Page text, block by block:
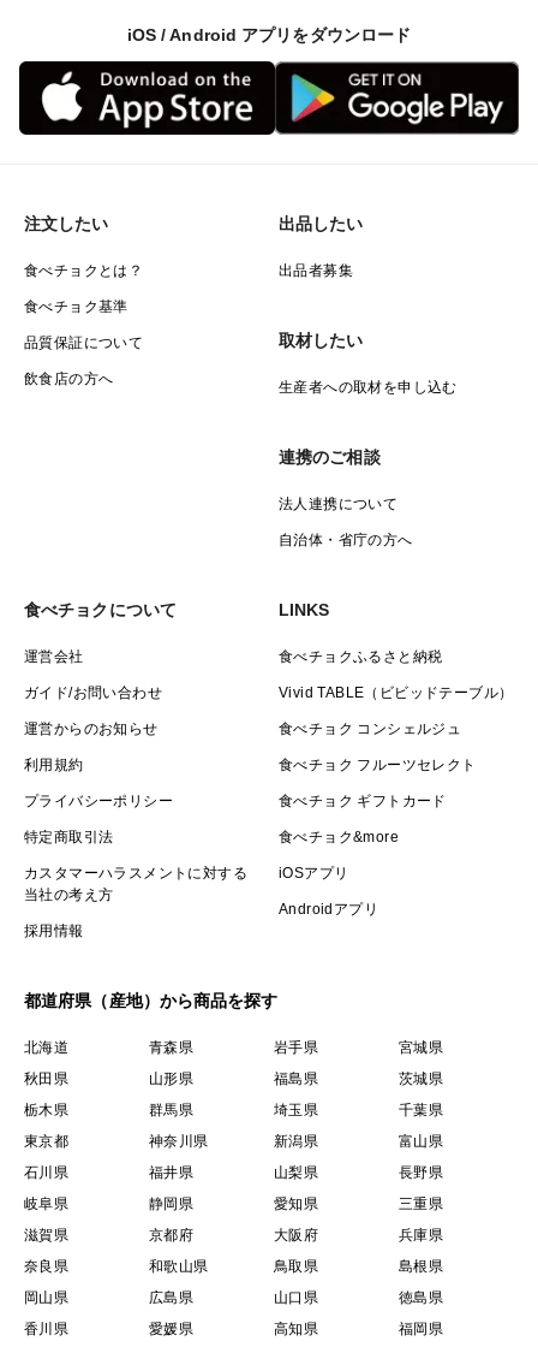
iOS / Android アプリをダウンロード
注文したい
食べチョクとは？
食べチョク基準
品質保証について
飲食店の方へ
出品したい
出品者募集
取材したい
生産者への取材を申し込む
連携のご相談
法人連携について
自治体・省庁の方へ
食べチョクについて
運営会社
ガイド/お問い合わせ
運営からのお知らせ
利用規約
プライバシーポリシー
特定商取引法
カスタマーハラスメントに対する
当社の考え方
採用情報
LINKS
食べチョクふるさと納税
Vivid TABLE（ビビッドテーブル）
食べチョク コンシェルジュ
食べチョク フルーツセレクト
食べチョク ギフトカード
食べチョク&more
iOSアプリ
Androidアプリ
都道府県（産地）から商品を探す
北海道 青森県 岩手県
宮城県
秋田県
山形県 福島県
茨城県
栃木県
群馬県 埼玉県
千葉県
東京都
神奈川県 新潟県
富山県
石川県
福井県 山梨県
長野県
岐阜県
静岡県 愛知県
三重県
滋賀県
京都府 大阪府
兵庫県
奈良県
和歌山県 鳥取県
島根県
岡山県
広島県 山口県
徳島県
香川県
愛媛県 高知県
福岡県